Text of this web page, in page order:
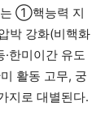
는 ①핵능력 지
박 강화(비핵화
한미이간 유도
활동 고무, 궁
지로 대별된다.